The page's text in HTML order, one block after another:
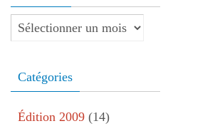
Archives
Catégories
Édition 2009 (14)